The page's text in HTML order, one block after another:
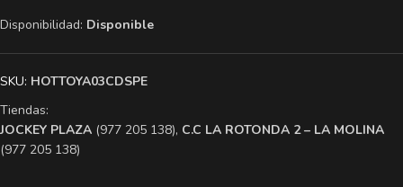
Disponibilidad: Disponible
SKU: HOTTOYA03CDSPE
Tiendas:
​JOCKEY PLAZA (977 205 138), ​C.C LA ROTONDA 2 – LA MOLINA
(977 205 138)